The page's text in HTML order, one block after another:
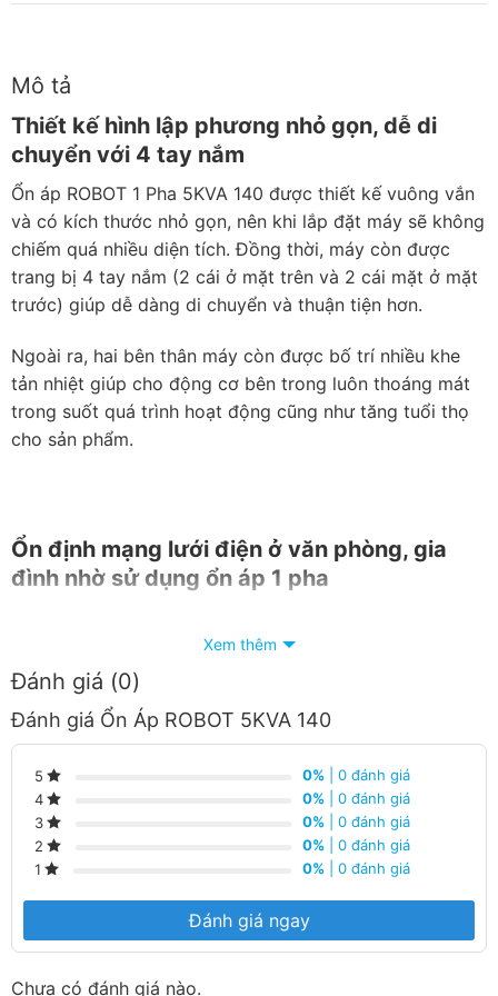
Mô tả
Thiết kế hình lập phương nhỏ gọn, dễ di
chuyển với 4 tay nắm
Ổn áp ROBOT 1 Pha 5KVA 140 được thiết kế vuông vắn
và có kích thước nhỏ gọn, nên khi lắp đặt máy sẽ không
chiếm quá nhiều diện tích. Đồng thời, máy còn được
trang bị 4 tay nắm (2 cái ở mặt trên và 2 cái mặt ở mặt
trước) giúp dễ dàng di chuyển và thuận tiện hơn.
Ngoài ra, hai bên thân máy còn được bố trí nhiều khe
tản nhiệt giúp cho động cơ bên trong luôn thoáng mát
trong suốt quá trình hoạt động cũng như tăng tuổi thọ
cho sản phẩm.
Ổn định mạng lưới điện ở văn phòng, gia
đình nhờ sử dụng ổn áp 1 pha
những hộ gia đình, văn phòng đang gặp phải tình trạng
mạng lưới điện hoạt động không ổn định khi xuất hiện
thường xuyên việc điện áp giảm xuống quá thấp hoặc
tăng lên quá cao, tránh làm ảnh hưởng đến sự hoạt
Xem thêm
Đánh giá (0)
Đánh giá Ổn Áp ROBOT 5KVA 140
5 0% | 0 đánh giá
4
0% | 0 đánh giá
3
0% | 0 đánh giá
2
0% | 0 đánh giá
1
0% | 0 đánh giá
Đánh giá ngay
Chưa có đánh giá nào.